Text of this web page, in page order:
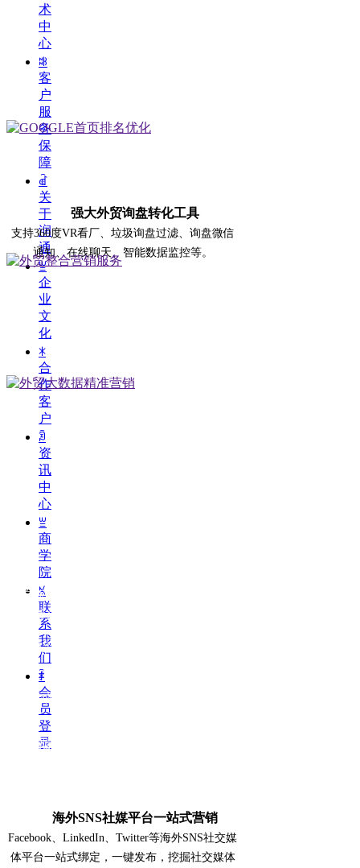
术
中
心
ꄀ
客
户
服
务
保
障
ꀶ
关
于
润
通
ꁡ
企
业
文
化
ꁘ
合
作
客
户
ꀢ
资
讯
中
心
ꁡ
商
学
院
ꁱ
联
系
我
们
ꄑ
会
员
登
录
强大外贸询盘转化工具
支持360度VR看厂、垃圾询盘过滤、询盘微信
通知、在线聊天、智能数据监控等。
源自海外B2B平台、全球专业展会、海关数据
等全球800万采购商，主动挖掘开拓
☑ 全球采购商精准查询
☑ EDM邮件主动营销
☑ 交易数据分析
☑ 客户跟踪监控
☑ 同行竞争分析
海外SNS社媒平台一站式营销
Facebook、LinkedIn、Twitter等海外SNS社交媒
体平台一站式绑定，一键发布，挖掘社交媒体